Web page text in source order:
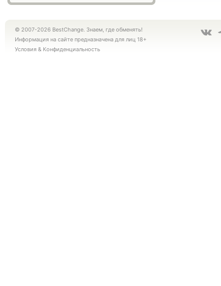
© 2007-2026 BestChange. Знаем, где обменять!
Информация на сайте предназначена для лиц 18+
Условия & Конфиденциальность